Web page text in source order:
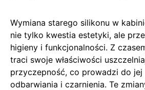
Wymiana starego silikonu w
nie tylko kwestia estetyki, ale
higieny i funkcjonalności. Z
traci swoje właściwości
przyczepność, co prowadzi do jej
odbarwiania i czarnienia. Te